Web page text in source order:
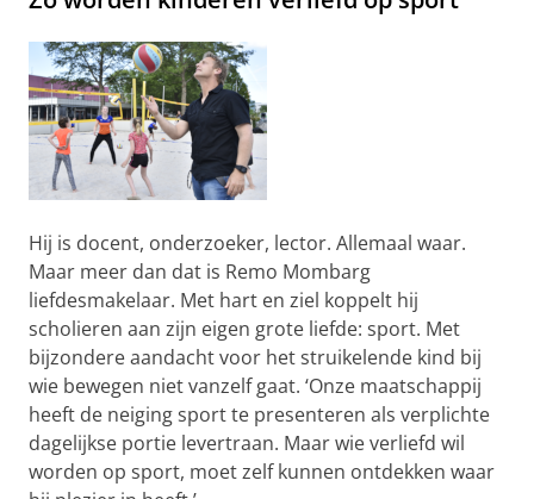
Hij is docent, onderzoeker, lector. Allemaal waar.
Maar meer dan dat is Remo Mombarg
liefdesmakelaar. Met hart en ziel koppelt hij
scholieren aan zijn eigen grote liefde: sport. Met
bijzondere aandacht voor het struikelende kind bij
wie bewegen niet vanzelf gaat. ‘Onze maatschappij
heeft de neiging sport te presenteren als verplichte
dagelijkse portie levertraan. Maar wie verliefd wil
worden op sport, moet zelf kunnen ontdekken waar